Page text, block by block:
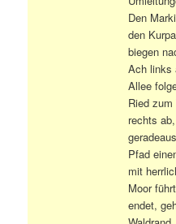
Den
den
biegen
Ach links
Allee
Ried
rechts
Pfad
mit
Moor
endet,